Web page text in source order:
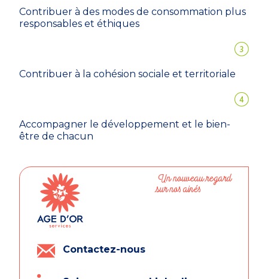
Contribuer à des modes de consommation plus
responsables et éthiques
Contribuer à la cohésion sociale et territoriale
Accompagner le développement et le bien-
être de chacun
Un nouveau regard
sur nos ainés
Contactez-nous